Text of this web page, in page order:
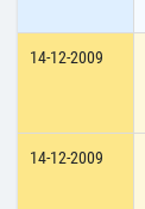
14-12-2009
14-12-2009